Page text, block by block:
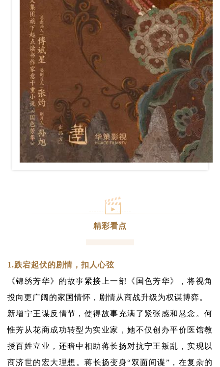
精彩看点
1.跌宕起伏的剧情，扣人心弦
《锦绣芳华》的故事紧接上一部《国色芳华》，将视角
投向更广阔的家国情怀，剧情从商战升级为权谋博弈。
新增宁王谋反情节，使得故事充满了紧张感和悬念。何
惟芳从花商成功转型为实业家，她不仅创办平价医馆教
授百姓立业，还暗中相助蒋长扬对抗宁王叛乱，实现以
商济世的宏大理想。蒋长扬变身“双面间谍”，在复杂的